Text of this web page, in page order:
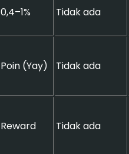
0,4–1% Tidak ada
Poin (Yay) Tidak ada
Reward Tidak ada